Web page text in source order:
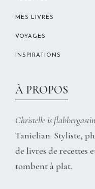
MES LIVRES
VOYAGES
INSPIRATIONS
À PROPOS
Christelle is
Tanielian. Styliste,
de livres de recettes
tombent à plat.